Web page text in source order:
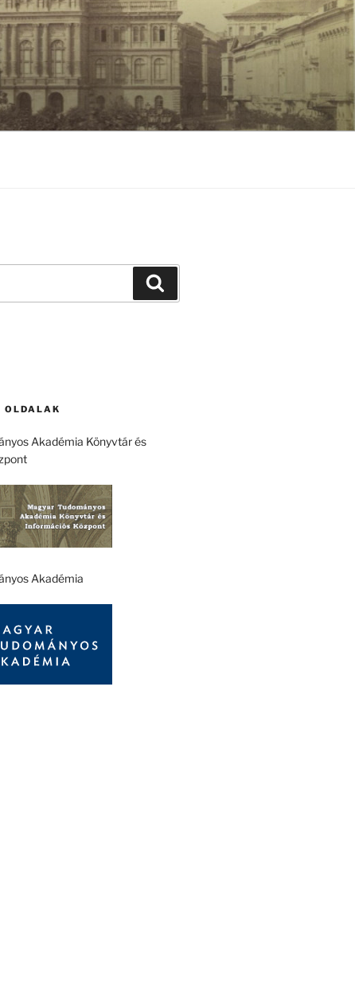
OLDALAK
Akadémia Könyvtár és
Akadémia